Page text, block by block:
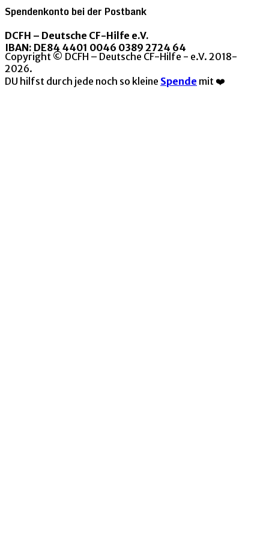
Spendenkonto bei der Postbank
DCFH – Deutsche CF-Hilfe e.V.
IBAN: DE84 4401 0046 0389 2724 64
Copyright © DCFH – Deutsche CF-Hilfe - e.V. 2018-
2026.
DU hilfst durch jede noch so kleine Spende mit ❤️